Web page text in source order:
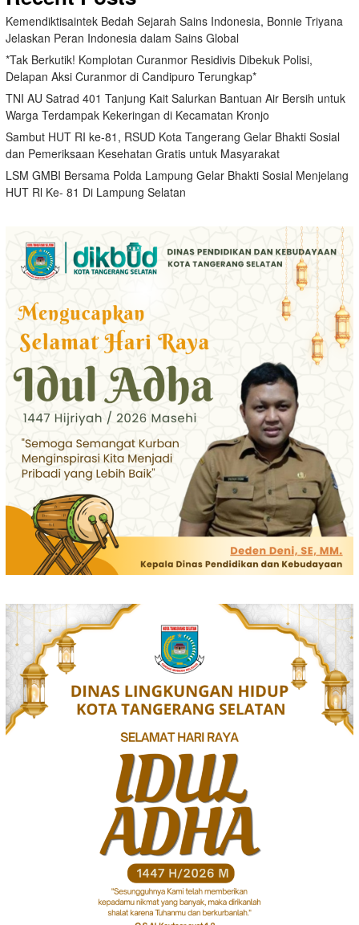
Kemendiktisaintek Bedah Sejarah Sains Indonesia, Bonnie Triyana
Jelaskan Peran Indonesia dalam Sains Global
*Tak Berkutik! Komplotan Curanmor Residivis Dibekuk Polisi,
Delapan Aksi Curanmor di Candipuro Terungkap*
TNI AU Satrad 401 Tanjung Kait Salurkan Bantuan Air Bersih untuk
Warga Terdampak Kekeringan di Kecamatan Kronjo
Sambut HUT RI ke-81, RSUD Kota Tangerang Gelar Bhakti Sosial
dan Pemeriksaan Kesehatan Gratis untuk Masyarakat
LSM GMBI Bersama Polda Lampung Gelar Bhakti Sosial Menjelang
HUT Rl Ke- 81 Di Lampung Selatan